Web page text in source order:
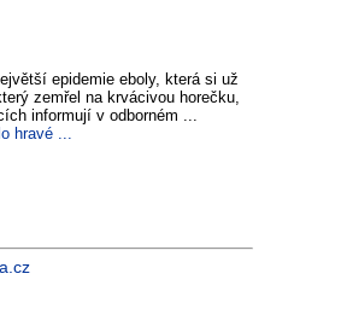
epidemie eboly, která si už
zemřel na krvácivou horečku,
informují v odborném ...
hravé ...